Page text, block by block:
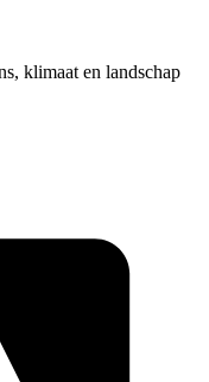
klimaat en landschap